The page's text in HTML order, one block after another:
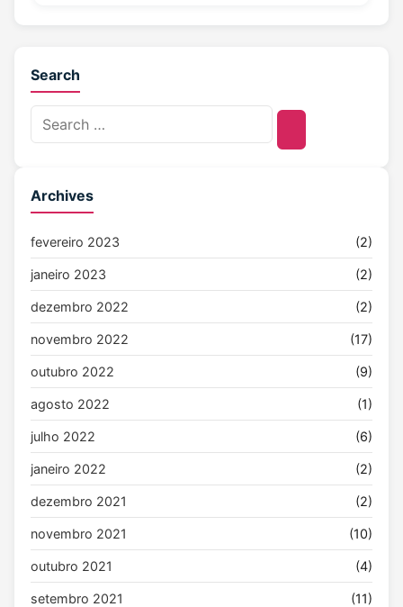
Search
Archives
fevereiro 2023 (2)
janeiro 2023 (2)
dezembro 2022 (2)
novembro 2022 (17)
outubro 2022 (9)
agosto 2022 (1)
julho 2022 (6)
janeiro 2022 (2)
dezembro 2021 (2)
novembro 2021 (10)
outubro 2021 (4)
setembro 2021 (11)